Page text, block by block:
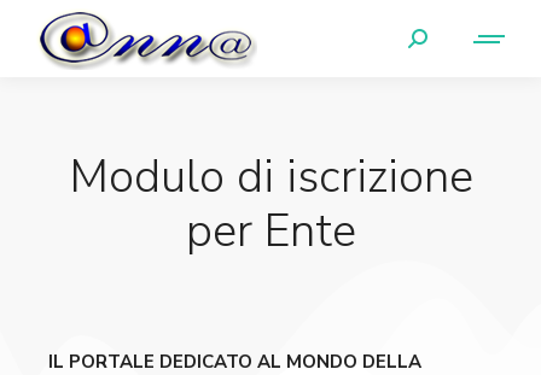
Modulo di iscrizione
per Ente
IL PORTALE DEDICATO AL MONDO DELLA